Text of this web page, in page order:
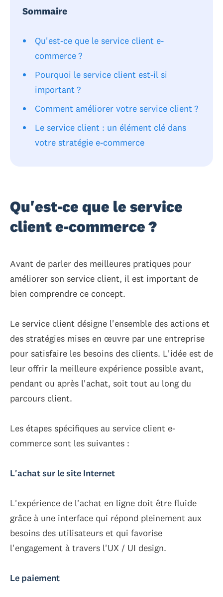
Sommaire
Qu'est-ce que le service client e-
commerce ?
Pourquoi le service client est-il si
important ?
Comment améliorer votre service client ?
Le service client : un élément clé dans
votre stratégie e-commerce
Qu'est-ce que le service
client e-commerce ?
Avant de parler des meilleures pratiques pour
améliorer son service client, il est important de
bien comprendre ce concept.
Le service client désigne l'ensemble des actions et
des stratégies mises en œuvre par une entreprise
pour satisfaire les besoins des clients. L'idée est de
leur offrir la meilleure expérience possible avant,
pendant ou après l'achat, soit tout au long du
parcours client.
Les étapes spécifiques au service client e-
commerce sont les suivantes :
L'achat sur le site Internet
L'expérience de l'achat en ligne doit être fluide
grâce à une interface qui répond pleinement aux
besoins des utilisateurs et qui favorise
l'engagement à travers l'UX / UI design.
Le paiement